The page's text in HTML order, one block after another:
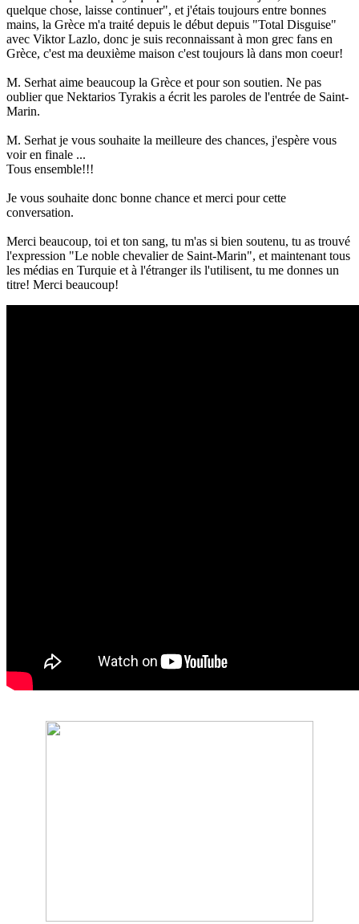
quelque chose, laisse continuer", et j'étais toujours entre bonnes
mains, la Grèce m'a traité depuis le début depuis "Total Disguise"
avec Viktor Lazlo, donc je suis reconnaissant à mon grec fans en
Grèce, c'est ma deuxième maison c'est toujours là dans mon coeur!
M. Serhat aime beaucoup la Grèce et pour son soutien. Ne pas
oublier que Nektarios Tyrakis a écrit les paroles de l'entrée de Saint-
Marin.
M. Serhat je vous souhaite la meilleure des chances, j'espère vous
voir en finale ...
Tous ensemble!!!
Je vous souhaite donc bonne chance et merci pour cette
conversation.
Merci beaucoup, toi et ton sang, tu m'as si bien soutenu, tu as trouvé
l'expression "Le noble chevalier de Saint-Marin", et maintenant tous
les médias en Turquie et à l'étranger ils l'utilisent, tu me donnes un
titre! Merci beaucoup!